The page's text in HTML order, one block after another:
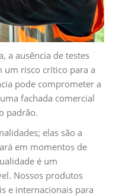
a ausência de testes
risco crítico para a
pode comprometer a
fachada comercial
padrão.
elas são a
em momentos de
é um
Nossos produtos
e internacionais para